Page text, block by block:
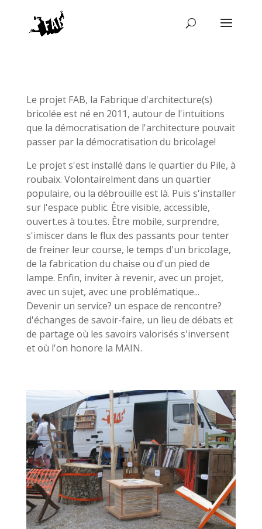
Le projet FAB, la Fabrique d'architecture(s)
bricolée est né en 2011, autour de l'intuitions
que la démocratisation de l'architecture pouvait
passer par la démocratisation du bricolage!
Le projet s'est installé dans le quartier du Pile, à
roubaix. Volontairelment dans un quartier
populaire, ou la débrouille est là. Puis s'installer
sur l'espace public. Être visible, accessible,
ouvert.es à tou.tes. Être mobile, surprendre,
s'imiscer dans le flux des passants pour tenter
de freiner leur course, le temps d'un bricolage,
de la fabrication du chaise ou d'un pied de
lampe. Enfin, inviter à revenir, avec un projet,
avec un sujet, avec une problématique...
Devenir un service? un espace de rencontre?
d'échanges de savoir-faire, un lieu de débats et
de partage où les savoirs valorisés s'inversent
et où l'on honore la MAIN.